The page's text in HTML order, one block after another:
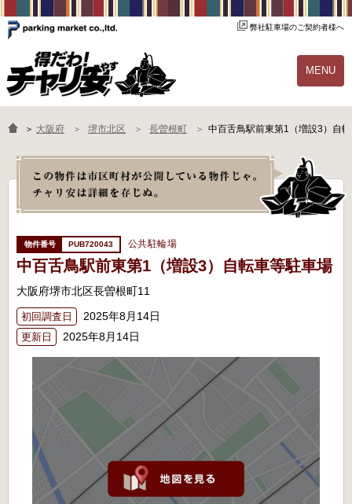
弊社駐車場のご契約者様へ
MENU
物件一覧 ご契約の流れ
よくあるご質問 駐輪場オーナー様へ
＞ 大阪府 堺市北区 長曽根町 中百舌鳥駅前東第1（増設3）自
PUB720043 公共駐輪場
中百舌鳥駅前東第1（増設3）自転車等駐車場
大阪府堺市北区長曽根町11
初回調査日 2025年8月14日
更新日 2025年8月14日